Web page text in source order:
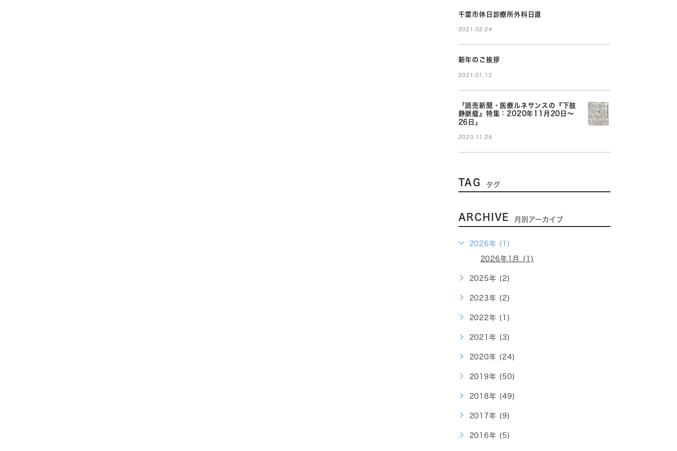
千葉市休日診療所外科日直
2021.02.24
新年のご挨拶
2021.01.12
「読売新聞・医療ルネサンスの『下肢
静脈瘤』特集：2020年11月20日～
26日」
2020.11.26
TAG タグ
ARCHIVE 月別アーカイブ
2026年 (1)
2026年1月 (1)
2025年 (2)
2023年 (2)
2022年 (1)
2021年 (3)
2020年 (24)
2019年 (50)
2018年 (49)
2017年 (9)
2016年 (5)